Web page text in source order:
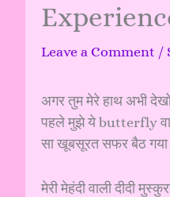
Leave a Comment /
अगर तुम मेरे हाथ अभी
पहले मुझे ये butterfly
सा खूबसूरत सफर बैठ गया
मेरी मेहंदी वाली दीदी